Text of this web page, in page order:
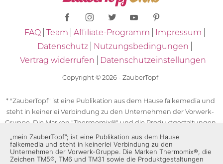
FAQ Team Affiliate-Programm
Impressum
Datenschutz
Nutzungsbedingungen
Vertrag widerrufen
Datenschutzeinstellungen
Copyright © 2026 - ZauberTopf
* "ZauberTopf" ist eine Publikation aus dem Hause falkemedia und
steht in keinerlei Verbindung zu den Unternehmen der Vorwerk-
Gruppe. Die Marken "Thermomix®" und die Produktgestaltungen
des "Thermomix®" sind eingetragene Marken der Unternehmen
der Vorwerk-Gruppe. Die Marken Thermomix®, die Zeichen TM5®,
TM6 und TM31 sowie die Produktgestaltungen des Thermomix®
„mein ZauberTopf”; ist eine Publikation aus dem Hause
falkemedia und steht in keinerlei Verbindung zu den
Unternehmen der Vorwerk-Gruppe. Die Marken Thermomix®, die
Zeichen TM5®, TM6 und TM31 sowie die Produktgestaltungen